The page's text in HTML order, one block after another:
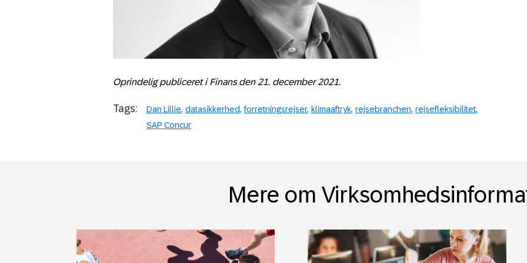
Oprindelig publiceret i Finansden 21. december2021.
Tags: Dan Lillie datasikkerhed forretningsrejser klimaaftryk rejsebranchen rejsefleksibilitet
SAP Concur
Mere om